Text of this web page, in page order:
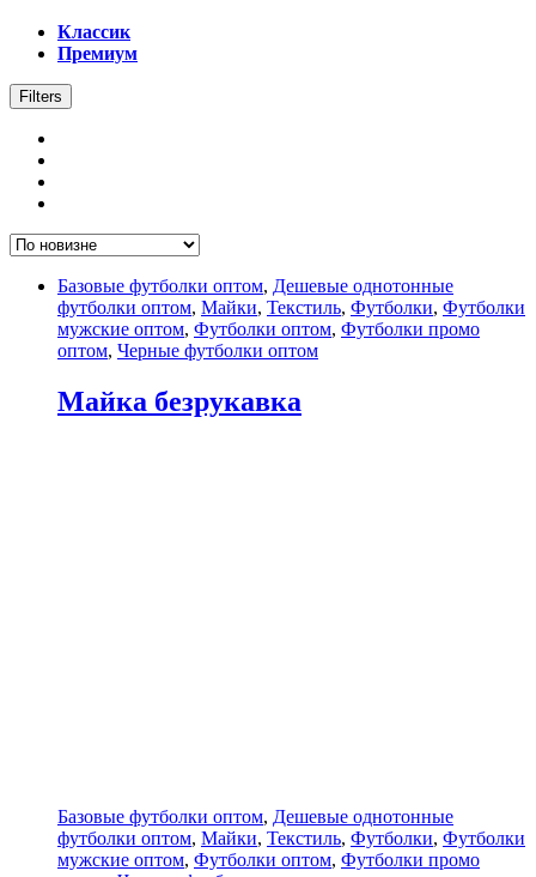
Классик
Премиум
Filters
Базовые футболки оптом, Дешевые однотонные
футболки оптом, Майки, Текстиль, Футболки, Футболки
мужские оптом, Футболки оптом, Футболки промо
оптом, Черные футболки оптом
Майка безрукавка
Базовые футболки оптом, Дешевые однотонные
футболки оптом, Майки, Текстиль, Футболки, Футболки
мужские оптом, Футболки оптом, Футболки промо